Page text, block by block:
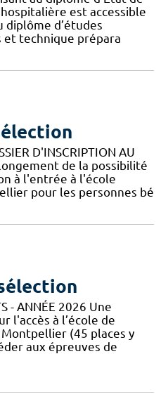
est accessible
diplôme d’études
technique prépara
D'INSCRIPTION AU
de la possibilité
à l'entrée à l'école
pour les personnes bé
- ANNÉE 2026 Une
l'accès à l’école de
(45 places y
aux épreuves de